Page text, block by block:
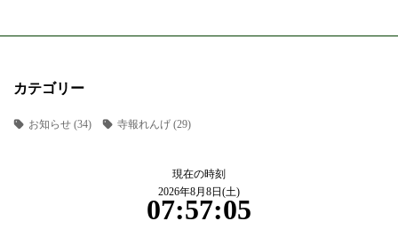
カテゴリー
お知らせ(34) 寺報れんげ(29)
現在の時刻
2026年8月8日(土)
07:57:05